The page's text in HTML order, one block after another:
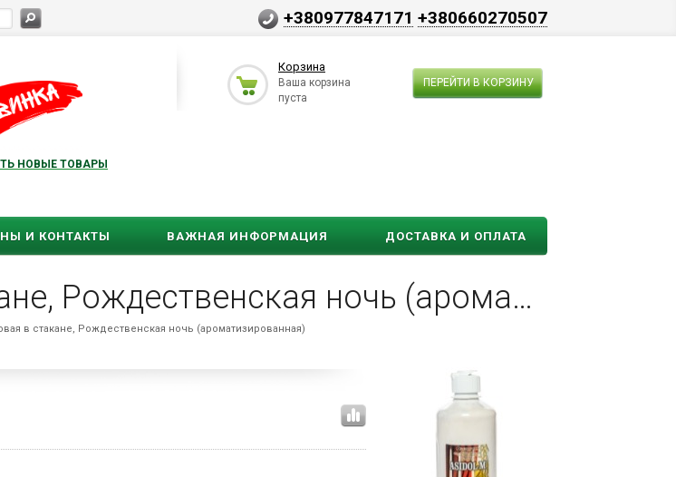
+380977847171 +380660270507
НОВЫЕ ТОВАРЫ
Корзина
Ваша корзина
пуста
ПЕРЕЙТИ В КОРЗИНУ
И КОНТАКТЫ ВАЖНАЯ ИНФОРМАЦИЯ ДОСТАВКА И ОПЛАТА
Свеча парафиновая в стакане, Рождественская ночь (ароматизированная)
в стакане, Рождественская ночь (ароматизированная)